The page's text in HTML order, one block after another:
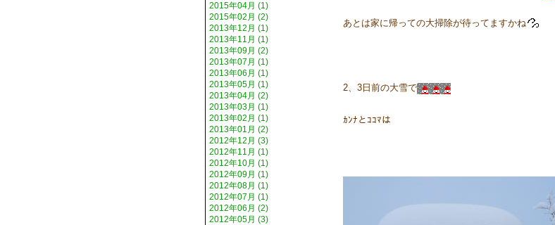
あとは家に帰っての大掃除が待ってますかね
2、3日前の大雪で
ｶﾝﾅとｺｺﾏは
2015年04月 (1)
2015年02月 (2)
2013年12月 (1)
2013年11月 (1)
2013年09月 (2)
2013年07月 (1)
2013年06月 (1)
2013年05月 (1)
2013年04月 (2)
2013年03月 (1)
2013年02月 (1)
2013年01月 (2)
2012年12月 (3)
2012年11月 (1)
2012年10月 (1)
2012年09月 (1)
2012年08月 (1)
2012年07月 (1)
2012年06月 (2)
2012年05月 (3)